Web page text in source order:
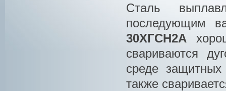
Cталь
последующим
30ХГСН2А
свариваются
среде
также